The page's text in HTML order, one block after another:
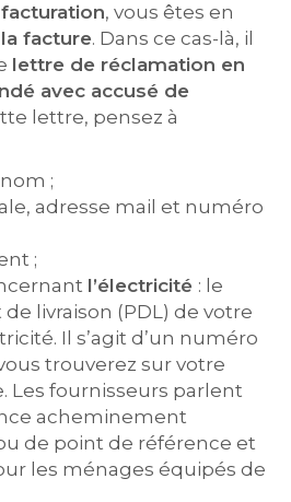
, vous êtes en
facture. Dans ce cas-là, il
lettre de réclamation en
avec accusé de
lettre, pensez à
;
adresse mail et numéro
;
l’électricité : le
livraison (PDL) de votre
Il s’agit d’un numéro
trouverez sur votre
Les fournisseurs parlent
acheminement
de point de référence et
les ménages équipés de